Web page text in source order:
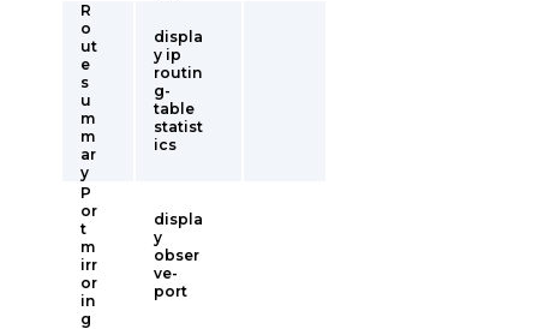
R
o
ut
e
s
u
m
m
ar
y
displa
y ip
routin
g-
table
statist
ics
P
or
t
m
irr
or
in
g
displa
y
obser
ve-
port